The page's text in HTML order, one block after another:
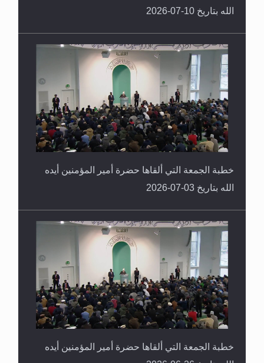
الله بتاريخ 10-07-2026
خطبة الجمعة التي ألقاها حضرة أمير المؤمنين أيده
الله بتاريخ 03-07-2026
خطبة الجمعة التي ألقاها حضرة أمير المؤمنين أيده